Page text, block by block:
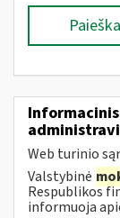
Paieška
Web turinio
Valstybinė
Respublikos
informuoja